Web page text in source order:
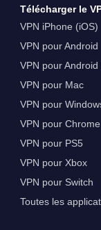
Télécharger le
VPN iPhone (iOS)
VPN pour Android
VPN pour Android
VPN pour Mac
VPN pour
VPN pour Chrome
VPN pour PS5
VPN pour Xbox
VPN pour Switch
Toutes les